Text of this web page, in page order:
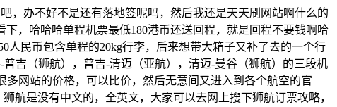
，办不好不是还有落地签呢吗，然后我还是天天刷网站啊什么的
，哈哈哈单程机票最低180港币还送回程，就是回程不要钱啊哈
民币包含单程的20kg行李，后来想带大箱子又补了去的一个行
吉（狮航），普吉-清迈（亚航），清迈-曼谷（狮航）的三段机
网站的价格，可以比价，然后无意间又进入到各个航空的官
航是没有中文的，全英文，大家可以去网上搜下狮航订票攻略，